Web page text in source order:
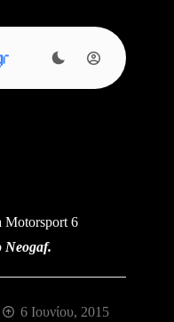
Motorsport 6
Neogaf.
6 Ιουνίου, 2015